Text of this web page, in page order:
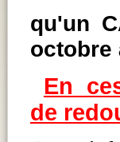
qu'un
octobre
En
de